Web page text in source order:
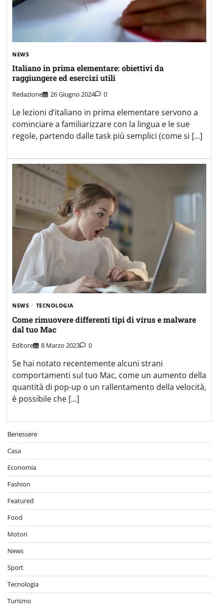
NEWS
Italiano in prima elementare: obiettivi da
raggiungere ed esercizi utili
Redazione 26 Giugno 2024 0
Le lezioni d’italiano in prima elementare servono a
cominciare a familiarizzare con la lingua e le sue
regole, partendo dalle task più semplici (come si […]
NEWS TECNOLOGIA
Come rimuovere differenti tipi di virus e malware
dal tuo Mac
Editore 8 Marzo 2023 0
Se hai notato recentemente alcuni strani
comportamenti sul tuo Mac, come un aumento della
quantità di pop-up o un rallentamento della velocità,
è possibile che […]
Benessere
Casa
Economia
Fashion
Featured
Food
Motori
News
Sport
Tecnologia
Turismo